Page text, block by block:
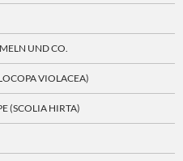
UND CO.
VIOLACEA)
(SCOLIA HIRTA)